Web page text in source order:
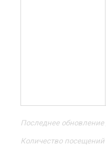
Последнее
Количество